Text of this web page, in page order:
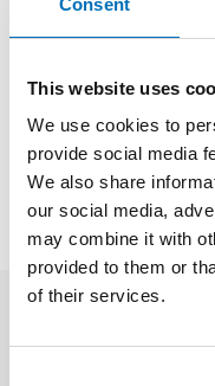
This website uses
We use cookies to
provide social media
We also share
our social media,
may combine it with
provided to them or
of their services.
Fakta
SHARE